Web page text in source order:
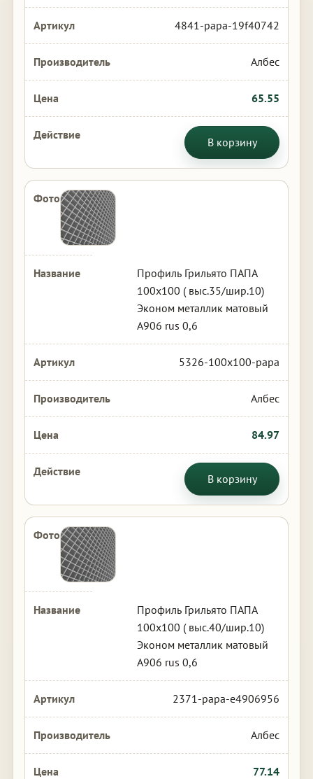
4841-papa-19f40742
Албес
65.55
В корзину
Профиль Грильято ПАПА
100х100 ( выс.35/шир.10)
Эконом металлик матовый
А906 rus 0,6
5326-100x100-papa
Албес
84.97
В корзину
Профиль Грильято ПАПА
100х100 ( выс.40/шир.10)
Эконом металлик матовый
А906 rus 0,6
2371-papa-e4906956
Албес
77.14